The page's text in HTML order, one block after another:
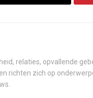
relaties, opvallende
richten zich op